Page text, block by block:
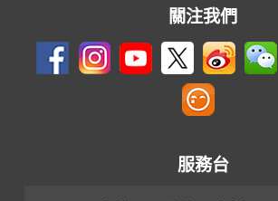
關注我們
服務台